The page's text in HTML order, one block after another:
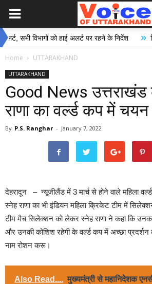
विभागों को हाई अलर्ट पर रहने के निर्देश » विशेष
Home UTTARAKHAND
UTTARAKHAND
Good News
राणा का वर्ल्ड कप में चयन
By P.S. Ranghar - January 7, 2022
देहरादून – न्यूजीलैंड में 3 मार्च से होने वाले महिला
स्नेह राणा का भी इंडियन महिला क्रिकेट टीम में
टीम मैच सिलेक्शन को लेकर स्नेह राणा ने कहा कि उनका
और उनकी कोशिश रहेगी के वर्ल्ड कप में अच्छा
नाम रोशन करू।
Also Read.... मुख्यमंत्री से महानिदेशक